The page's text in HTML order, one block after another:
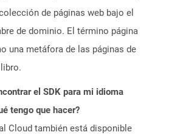
de páginas web bajo el
de dominio. El término página
una metáfora de las páginas de
el SDK para mi idioma
tengo que hacer?
Cloud también está disponible